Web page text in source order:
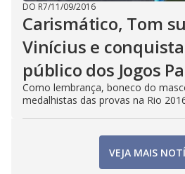
DO R7/11/09/2016
Carismático, Tom
Vinícius e
público dos Jogos
Como lembrança, boneco do
medalhistas das provas na Rio
VEJA MAIS